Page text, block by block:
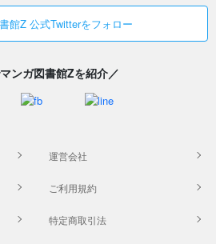
館Z 公式Twitterをフォロー
ンガ図書館Zを紹介／
運営会社
ご利用規約
特定商取引法